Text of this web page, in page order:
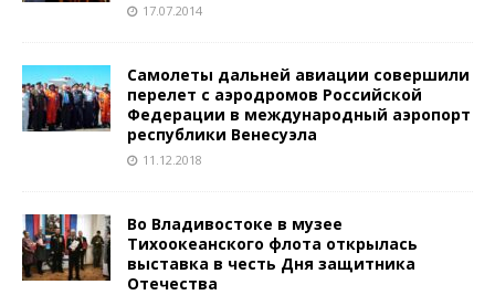
17.07.2014
Самолеты дальней авиации совершили
перелет с аэродромов Российской
Федерации в международный аэропорт
республики Венесуэла
11.12.2018
Во Владивостоке в музее
Тихоокеанского флота открылась
выставка в честь Дня защитника
Отечества